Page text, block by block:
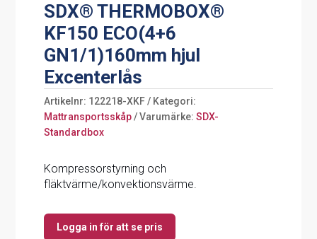
SDX® THERMOBOX®
KF150 ECO(4+6
GN1/1)160mm hjul
Excenterlås
Artikelnr: 122218-XKF
Kategori:
Mattransportsskåp
Varumärke:SDX-
Standardbox
Kompressorstyrning och
fläktvärme/konvektionsvärme.
Logga in för att se pris